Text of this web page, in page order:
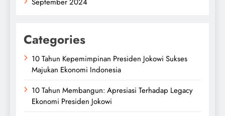
Categories
10 Tahun Kepemimpinan Presiden Jokowi Sukses
Majukan Ekonomi Indonesia
10 Tahun Membangun: Apresiasi Terhadap Legacy
Ekonomi Presiden Jokowi